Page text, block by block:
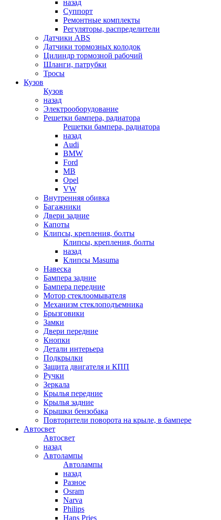
назад
Суппорт
Ремонтные комплекты
Регуляторы, распределители
Датчики ABS
Датчики тормозных колодок
Цилиндр тормозной рабочий
Шланги, патрубки
Тросы
Кузов
Кузов
назад
Электрооборудование
Решетки бампера, радиатора
Решетки бампера, радиатора
назад
Audi
BMW
Ford
MB
Opel
VW
Внутренняя обивка
Багажники
Двери задние
Капоты
Клипсы, крепления, болты
Клипсы, крепления, болты
назад
Клипсы Masuma
Навеска
Бампера задние
Бампера передние
Мотор стеклоомывателя
Механизм стеклоподъемника
Брызговики
Замки
Двери передние
Кнопки
Детали интерьера
Подкрылки
Защита двигателя и КПП
Ручки
Зеркала
Крылья передние
Крылья задние
Крышки бензобака
Повторители поворота на крыле, в бампере
Автосвет
Автосвет
назад
Автолампы
Автолампы
назад
Разное
Osram
Narva
Philips
Hans Pries